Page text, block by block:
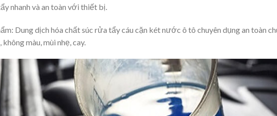
nhanh và an toàn với thiết bị.
Dung dịch hóa chất súc rửa tẩy cáu cặn két nước ô tô chuyên dụng an toàn
màu, mùi nhẹ, cay.